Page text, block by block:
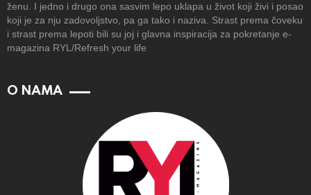
ženu. I jedno i drugo ona sasvim lepo uklapa u život koji živi i posao
koji je za nju zadovoljstvo, pa ga tako i naziva. Strast prema čoveku
i strast prema lepoti bili su joj i glavna inspiracija za pokretanje e-
magazina RYL/Refresh your life
O NAMA